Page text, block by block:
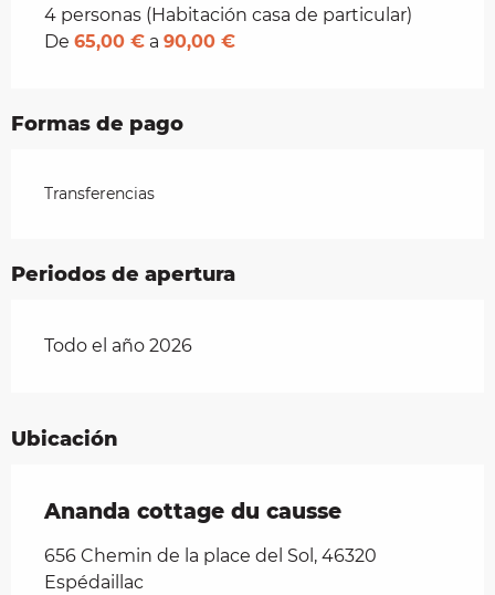
Tarifas 2026
4 personas (Habitación casa de particular)
De 65,00 € a 90,00 €
Formas de pago
Transferencias
Periodos de apertura
Todo el año 2026
Ubicación
Ananda cottage du causse
656 Chemin de la place del Sol, 46320
Espédaillac